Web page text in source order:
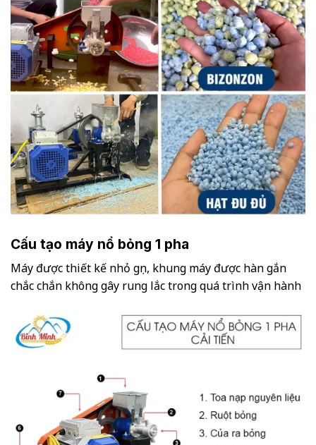
Cấu tạo máy nổ bỏng 1 pha
Máy được thiết kế nhỏ gọn, khung máy được hàn gắn
chắc chắn không gây rung lắc trong quá trình vận hành